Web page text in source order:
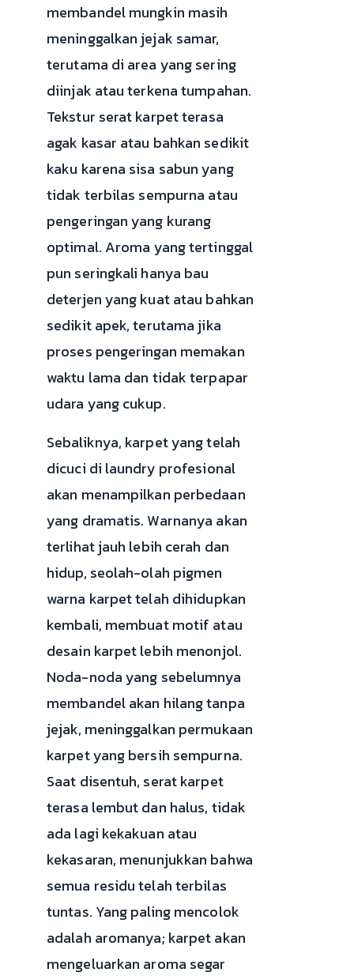
membandel mungkin masih
meninggalkan jejak samar,
terutama di area yang sering
diinjak atau terkena tumpahan.
Tekstur serat karpet terasa
agak kasar atau bahkan sedikit
kaku karena sisa sabun yang
tidak terbilas sempurna atau
pengeringan yang kurang
optimal. Aroma yang tertinggal
pun seringkali hanya bau
deterjen yang kuat atau bahkan
sedikit apek, terutama jika
proses pengeringan memakan
waktu lama dan tidak terpapar
udara yang cukup.
Sebaliknya, karpet yang telah
dicuci di laundry profesional
akan menampilkan perbedaan
yang dramatis. Warnanya akan
terlihat jauh lebih cerah dan
hidup, seolah-olah pigmen
warna karpet telah dihidupkan
kembali, membuat motif atau
desain karpet lebih menonjol.
Noda-noda yang sebelumnya
membandel akan hilang tanpa
jejak, meninggalkan permukaan
karpet yang bersih sempurna.
Saat disentuh, serat karpet
terasa lembut dan halus, tidak
ada lagi kekakuan atau
kekasaran, menunjukkan bahwa
semua residu telah terbilas
tuntas. Yang paling mencolok
adalah aromanya; karpet akan
mengeluarkan aroma segar